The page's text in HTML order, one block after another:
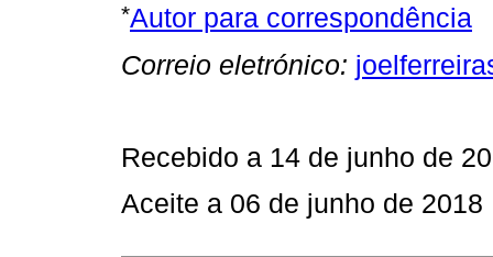
*Autor para correspondência
Correio eletrónico:
Recebido a 14 de junho de
Aceite a 06 de junho de 2018